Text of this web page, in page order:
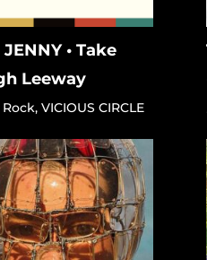
• Take
Leeway
Rock,VICIOUS CIRCLE